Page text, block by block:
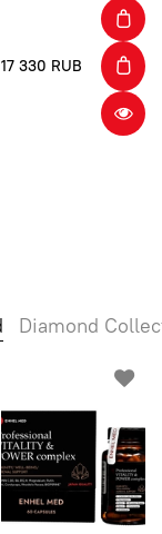
17 330 RUB
Diamond